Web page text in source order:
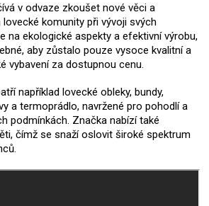
v odvaze zkoušet nové věci a
komunity při vývoji svých
na ekologické aspekty a efektivní výrobu,
aby zůstalo pouze vysoce kvalitní a
vybavení za dostupnou cenu.
například lovecké obleky, bundy,
a termoprádlo, navržené pro pohodlí a
podmínkách. Značka nabízí také
čímž se snaží oslovit široké spektrum